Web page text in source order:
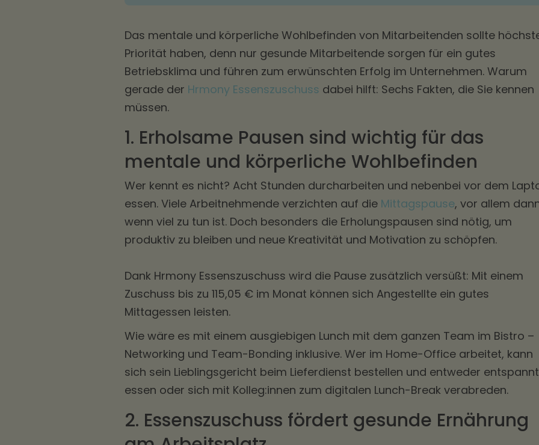
Das mentale und körperliche Wohlbefinden von Mitarbeitenden sollte
Priorität haben, denn nur gesunde Mitarbeitende sorgen für ein gutes
Betriebsklima und führen zum erwünschten Erfolg im Unternehmen. Warum
gerade der Hrmony Essenszuschuss dabei hilft: Sechs Fakten, die Sie kennen
müssen.
1. Erholsame Pausen sind wichtig für das
mentale und körperliche Wohlbefinden
Wer kennt es nicht? Acht Stunden durcharbeiten und nebenbei vor dem
essen. Viele Arbeitnehmende verzichten auf die Mittagspause, vor allem
wenn viel zu tun ist. Doch besonders die Erholungspausen sind nötig, um
produktiv zu bleiben und neue Kreativität und Motivation zu schöpfen.
Dank Hrmony Essenszuschuss wird die Pause zusätzlich versüßt: Mit einem
Zuschuss bis zu 115,05 € im Monat können sich Angestellte ein gutes
Mittagessen leisten.
Wie wäre es mit einem ausgiebigen Lunch mit dem ganzen Team im Bistro –
Networking und Team-Bonding inklusive. Wer im Home-Office arbeitet, kann
sich sein Lieblingsgericht beim Lieferdienst bestellen und entweder entspannt
essen oder sich mit Kolleg:innen zum digitalen Lunch-Break verabreden.
2. Essenszuschuss fördert gesunde Ernährung